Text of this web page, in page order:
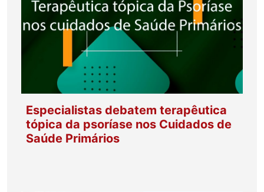
Especialistas debatem terapêutica
tópica da psoríase nos Cuidados de
Saúde Primários